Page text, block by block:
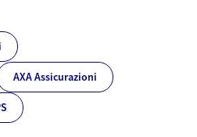
AXA Assicurazioni